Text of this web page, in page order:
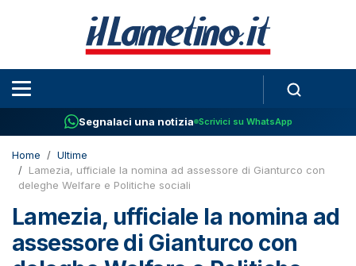
Segnalaci una notizia Scrivici su WhatsApp
Home
Ultime
Lamezia, ufficiale la nomina ad assessore di Gianturco con
deleghe Welfare e Politiche sociali
Lamezia, ufficiale la nomina ad
assessore di Gianturco con